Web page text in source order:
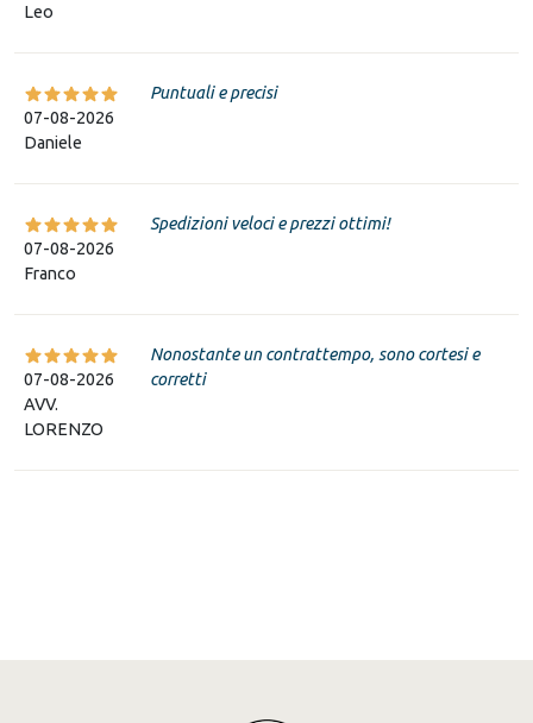
Leo
07-08-2026
Daniele
Puntuali e precisi
07-08-2026
Franco
Spedizioni veloci e prezzi ottimi!
07-08-2026
AVV.
LORENZO
Nonostante un contrattempo, sono cortesi e
corretti